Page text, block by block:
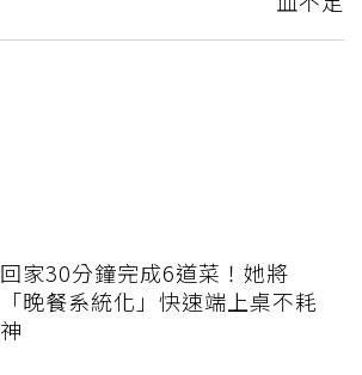
回家30分鐘完成6道菜！她將
「晚餐系統化」快速端上桌不耗
神